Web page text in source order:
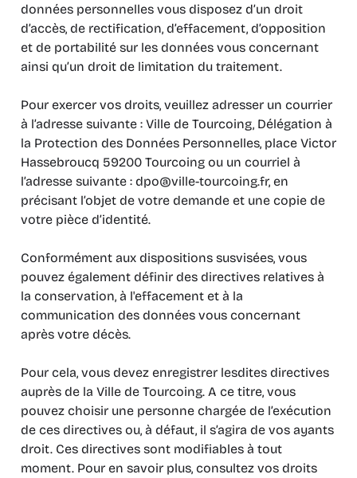
données personnelles vous disposez d’un droit
d’accès, de rectification, d’effacement, d’opposition
et de portabilité sur les données vous concernant
ainsi qu’un droit de limitation du traitement.
Pour exercer vos droits, veuillez adresser un courrier
à l’adresse suivante : Ville de Tourcoing, Délégation à
la Protection des Données Personnelles, place Victor
Hassebroucq 59200 Tourcoing ou un courriel à
l’adresse suivante : dpo@ville-tourcoing.fr, en
précisant l’objet de votre demande et une copie de
votre pièce d’identité.
Conformément aux dispositions susvisées, vous
pouvez également définir des directives relatives à
la conservation, à l'effacement et à la
communication des données vous concernant
après votre décès.
Pour cela, vous devez enregistrer lesdites directives
auprès de la Ville de Tourcoing. A ce titre, vous
pouvez choisir une personne chargée de l’exécution
de ces directives ou, à défaut, il s’agira de vos ayants
droit. Ces directives sont modifiables à tout
moment. Pour en savoir plus, consultez vos droits